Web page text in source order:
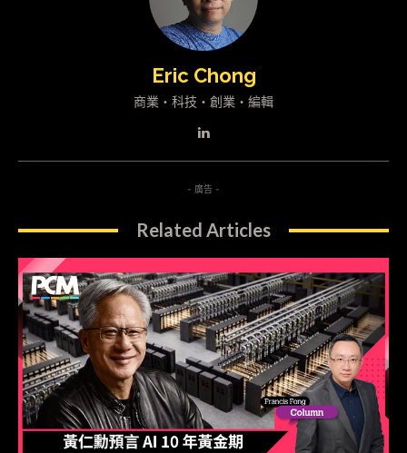
Eric Chong
商業・科技・創業・編輯
- 廣告 -
Related Articles